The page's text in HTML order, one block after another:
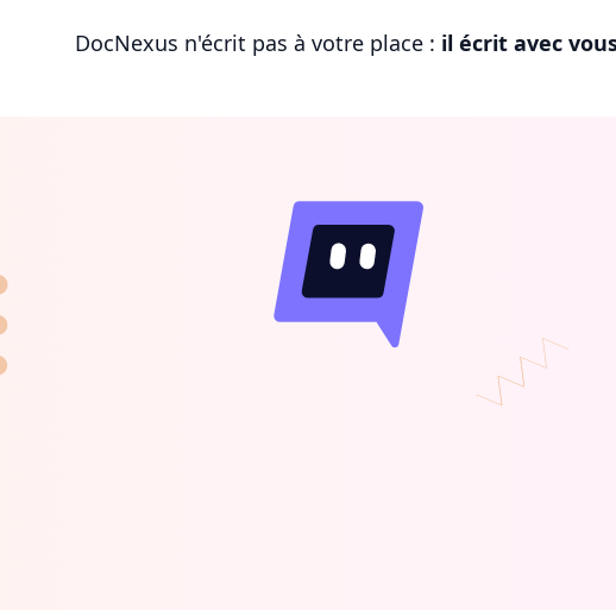
DocNexus n'écrit pas à votre place : il écrit avec